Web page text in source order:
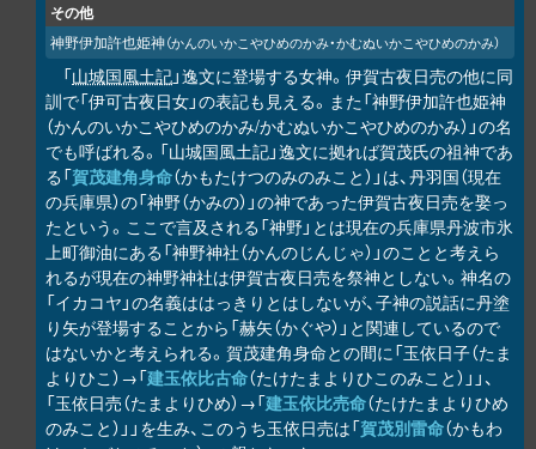
その他
神野伊加許也姫神（かんのいかこやひめのかみ・かむぬいかこやひめのかみ）
「山城国風土記」逸文に登場する女神。伊賀古夜日売の他に同
訓で「伊可古夜日女」の表記も見える。また「神野伊加許也姫神
（かんのいかこやひめのかみ/かむぬいかこやひめのかみ）」の名
でも呼ばれる。「山城国風土記」逸文に拠れば賀茂氏の祖神であ
る「賀茂建角身命（かもたけつのみのみこと）」は、丹羽国（現在
の兵庫県）の「神野（かみの）」の神であった伊賀古夜日売を娶っ
たという。ここで言及される「神野」とは現在の兵庫県丹波市氷
上町御油にある「神野神社（かんのじんじゃ）」のことと考えら
れるが現在の神野神社は伊賀古夜日売を祭神としない。神名の
「イカコヤ」の名義ははっきりとはしないが、子神の説話に丹塗
り矢が登場することから「赫矢（かぐや）」と関連しているので
はないかと考えられる。賀茂建角身命との間に「玉依日子（たま
よりひこ）→「建玉依比古命（たけたまよりひこのみこと）」」、
「玉依日売（たまよりひめ）→「建玉依比売命（たけたまよりひめ
のみこと）」」を生み、このうち玉依日売は「賀茂別雷命（かもわ